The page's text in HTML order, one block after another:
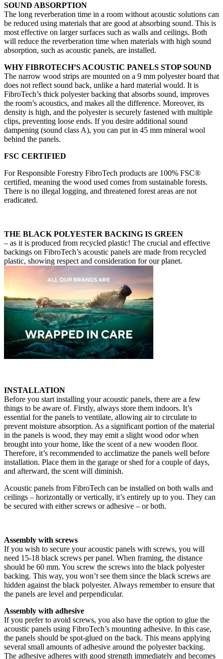
SOUND ABSORPTION
The long reverberation time in a room without acoustic solutions can
be reduced using materials that are good at absorbing sound. This is
most effective on larger surfaces such as walls and ceilings. Both
will reduce the reverberation time when materials with high sound
absorption, such as acoustic panels, are installed.
WHY FIBROTECH’S ACOUSTIC PANELS STOP SOUND
The narrow wood strips are mounted on a 9 mm polyester board that
does not reflect sound back, unlike a hard material would. It is
FibroTech’s thick polyester backing that absorbs sound, improves
the room’s acoustics, and makes all the difference. Moreover, its
density is high, and the polyester is securely fastened with multiple
clips, preventing loose ends. If you desire additional sound
dampening (sound class A), you can put in 45 mm mineral wool
behind the panels.
FSC CERTIFIED
For Responsible Forestry FibroTech products are 100% FSC®
certified, meaning the wood used comes from sustainable forests.
There is no illegal logging, and threatened forest areas are not
eradicated.
THE BLACK POLYESTER BACKING IS GREEN
– as it is produced from recycled plastic! The crucial and effective
backings on FibroTech’s acoustic panels are made from recycled
plastic, showing respect and consideration for our planet.
INSTALLATION
Before you start installing your acoustic panels, there are a few
things to be aware of. Firstly, always store them indoors. It’s
essential for the panels to ventilate, allowing air to circulate to
prevent moisture absorption. As a significant portion of the material
in the panels is wood, they may emit a slight wood odor when
brought into your home, like the scent of a new wooden floor.
Therefore, it’s recommended to acclimatize the panels well before
installation. Place them in the garage or shed for a couple of days,
and afterward, the scent will diminish.
Acoustic panels from FibroTech can be installed on both walls and
ceilings – horizontally or vertically, it’s entirely up to you. They can
be secured with either screws or adhesive – or both.
Assembly with screws
If you wish to secure your acoustic panels with screws, you will
need 15-18 black screws per panel. When framing, the distance
should be 60 mm. You screw the screws into the black polyester
backing. This way, you won’t see them since the black screws are
hidden against the black polyester. Always remember to ensure that
the panels are level and perpendicular.
Assembly with adhesive
If you prefer to avoid screws, you also have the option to glue the
acoustic panels using FibroTech’s mounting adhesive. In this case,
the panels should be spot-glued on the back. This means applying
several small amounts of adhesive around the polyester backing.
The adhesive adheres with good strength immediately and becomes